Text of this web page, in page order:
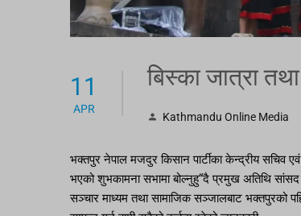
11
APR
बिस्का जात्रा
Kathmandu Online Media
भक्तपुर नेपाल मजदुर किसान पार्टीका केन्द्रीय सचिव
भएको शुभकामना सभामा बोल्नुहु“दै प्रमुख अतिथि
सञ्चार माध्यम तथा सामाजिक सञ्जालबाट भक्तपुरको